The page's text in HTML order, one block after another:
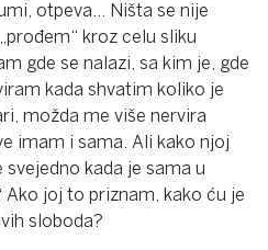
otpeva… Ništa se nije
kroz celu sliku
gde se nalazi, sa kim je, gde
kada shvatim koliko je
možda me više nervira
imam i sama. Ali kako njoj
kada je sama u
Ako joj to priznam, kako ću je
sloboda?